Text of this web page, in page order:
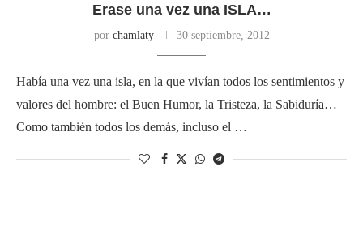
Erase una vez una ISLA…
por chamlaty 30 septiembre, 2012
Había una vez una isla, en la que vivían todos los sentimientos y
valores del hombre: el Buen Humor, la Tristeza, la Sabiduría…
Como también todos los demás, incluso el …